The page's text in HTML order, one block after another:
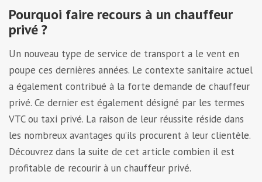
Pourquoi faire recours à un chauffeur
privé ?
Un nouveau type de service de transport a le vent en
poupe ces dernières années. Le contexte sanitaire actuel
a également contribué à la forte demande de chauffeur
privé. Ce dernier est également désigné par les termes
VTC ou taxi privé. La raison de leur réussite réside dans
les nombreux avantages qu’ils procurent à leur clientèle.
Découvrez dans la suite de cet article combien il est
profitable de recourir à un chauffeur privé.